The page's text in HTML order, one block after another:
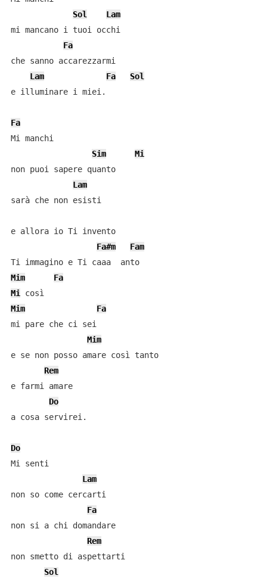
Sol
Lam
mi mancano i tuoi occhi
Fa
che sanno accarezzarmi
Lam
Fa
Sol
e illuminare i miei.
Fa
Mi manchi
Sim
Mi
non puoi sapere quanto
Lam
sarà che non esisti
e allora io Ti invento
Fa#m
Fam
Mim
Fa
Mi
Mim
Fa
mi pare che ci sei
Mim
e se non posso amare così tanto
Rem
e farmi amare
Do
a cosa servirei.
Do
Mi senti
Lam
non so come cercarti
Fa
non si a chi domandare
Rem
non smetto di aspettarti
Sol